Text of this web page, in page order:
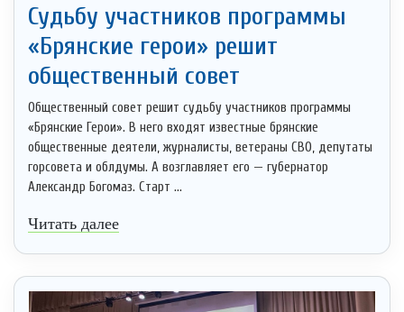
Судьбу участников программы
«Брянские герои» решит
общественный совет
Общественный совет решит судьбу участников программы
«Брянские Герои». В него входят известные брянские
общественные деятели, журналисты, ветераны СВО, депутаты
горсовета и облдумы. А возглавляет его — губернатор
Александр Богомаз. Старт ...
Читать далее